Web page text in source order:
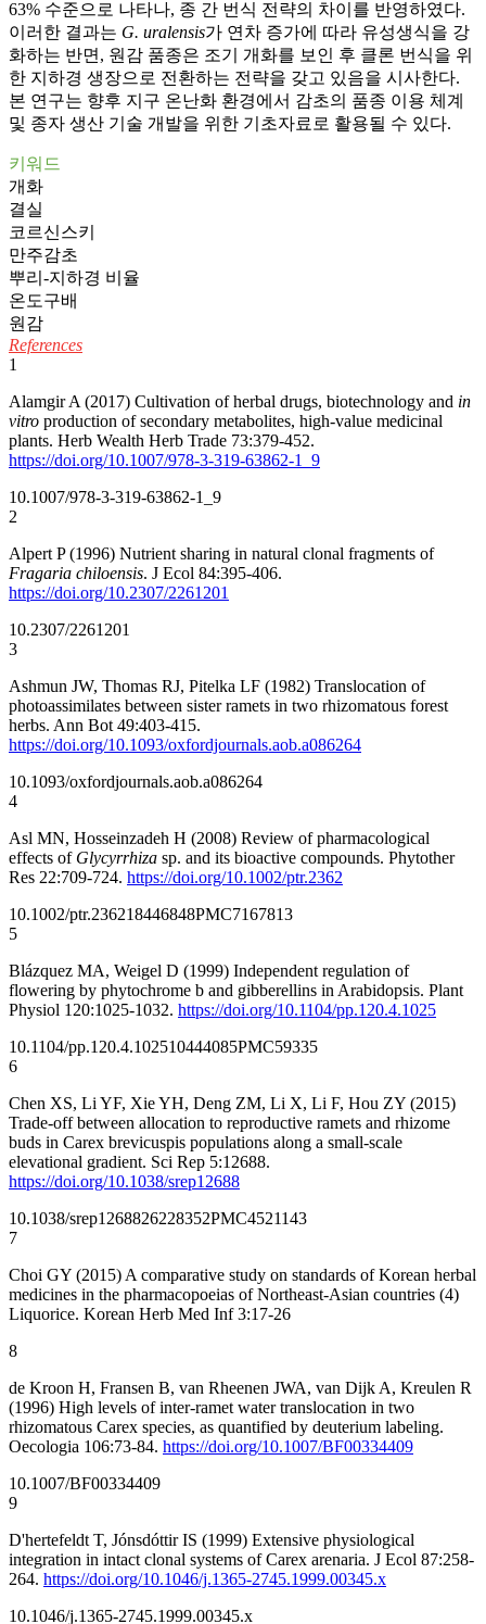
63% 수준으로 나타나, 종 간 번식 전략의 차이를 반영하였다.
이러한 결과는 G. uralensis가 연차 증가에 따라 유성생식을 강
화하는 반면, 원감 품종은 조기 개화를 보인 후 클론 번식을 위
한 지하경 생장으로 전환하는 전략을 갖고 있음을 시사한다.
본 연구는 향후 지구 온난화 환경에서 감초의 품종 이용 체계
및 종자 생산 기술 개발을 위한 기초자료로 활용될 수 있다.
키워드
개화
결실
코르신스키
만주감초
뿌리-지하경 비율
온도구배
원감
References
1
Alamgir A (2017) Cultivation of herbal drugs, biotechnology and in
vitro production of secondary metabolites, high-value medicinal
plants. Herb Wealth Herb Trade 73:379-452.
https://doi.org/10.1007/978-3-319-63862-1_9
10.1007/978-3-319-63862-1_9
2
Alpert P (1996) Nutrient sharing in natural clonal fragments of
Fragaria chiloensis. J Ecol 84:395-406.
https://doi.org/10.2307/2261201
10.2307/2261201
3
Ashmun JW, Thomas RJ, Pitelka LF (1982) Translocation of
photoassimilates between sister ramets in two rhizomatous forest
herbs. Ann Bot 49:403-415.
https://doi.org/10.1093/oxfordjournals.aob.a086264
10.1093/oxfordjournals.aob.a086264
4
Asl MN, Hosseinzadeh H (2008) Review of pharmacological
effects of Glycyrrhiza sp. and its bioactive compounds. Phytother
Res 22:709-724. https://doi.org/10.1002/ptr.2362
10.1002/ptr.236218446848PMC7167813
5
Blázquez MA, Weigel D (1999) Independent regulation of
flowering by phytochrome b and gibberellins in Arabidopsis. Plant
Physiol 120:1025-1032. https://doi.org/10.1104/pp.120.4.1025
10.1104/pp.120.4.102510444085PMC59335
6
Chen XS, Li YF, Xie YH, Deng ZM, Li X, Li F, Hou ZY (2015)
Trade-off between allocation to reproductive ramets and rhizome
buds in Carex brevicuspis populations along a small-scale
elevational gradient. Sci Rep 5:12688.
https://doi.org/10.1038/srep12688
10.1038/srep1268826228352PMC4521143
7
Choi GY (2015) A comparative study on standards of Korean herbal
medicines in the pharmacopoeias of Northeast-Asian countries (4)
Liquorice. Korean Herb Med Inf 3:17-26
8
de Kroon H, Fransen B, van Rheenen JWA, van Dijk A, Kreulen R
(1996) High levels of inter-ramet water translocation in two
rhizomatous Carex species, as quantified by deuterium labeling.
Oecologia 106:73-84. https://doi.org/10.1007/BF00334409
10.1007/BF00334409
9
D'hertefeldt T, Jónsdóttir IS (1999) Extensive physiological
integration in intact clonal systems of Carex arenaria. J Ecol 87:258-
264. https://doi.org/10.1046/j.1365-2745.1999.00345.x
10.1046/j.1365-2745.1999.00345.x